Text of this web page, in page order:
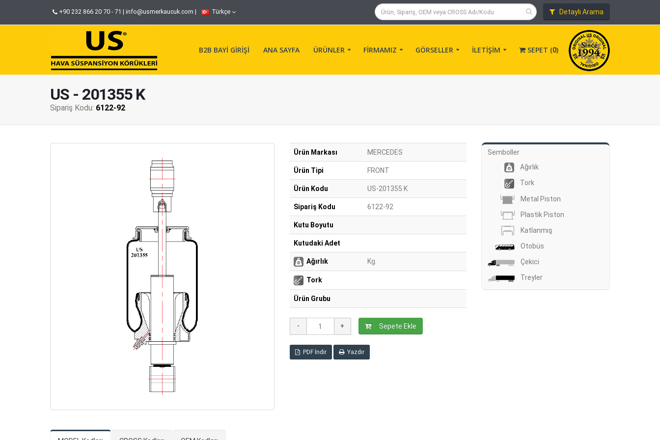
+90 232 866 20 70 - 71 | info@usmerkaucuk.com | Türkçe Detaylı Arama
B2B BAYİ GİRİŞİ ANA SAYFA ÜRÜNLER FİRMAMIZ GÖRSELLER İLETİŞİM SEPET (0)
US - 201355 K
Sipariş Kodu: 6122-92
Ürün Markası MERCEDES
Ürün Tipi FRONT
Ürün Kodu US-201355 K
Sipariş Kodu 6122-92
Kutu Boyutu
Kutudaki Adet
Ağırlık Kg.
Tork
Ürün Grubu
Sepete Ekle
PDF İndir Yazdır
Semboller
Ağırlık
Tork
Metal Piston
Plastik Piston
Katlanmış
Otobüs
Çekici
Treyler